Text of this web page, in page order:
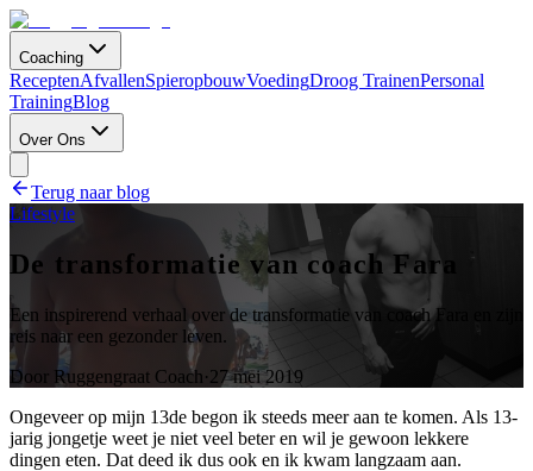
Coaching
ReceptenAfvallenSpieropbouwVoedingDroog TrainenPersonal
TrainingBlog
Over Ons
Terug naar blog
Lifestyle
De transformatie van coach Fara
Een inspirerend verhaal over de transformatie van coach Fara en zijn
reis naar een gezonder leven.
Door Ruggengraat Coach·27 mei 2019
Ongeveer op mijn 13de begon ik steeds meer aan te komen. Als 13-
jarig jongetje weet je niet veel beter en wil je gewoon lekkere
dingen eten. Dat deed ik dus ook en ik kwam langzaam aan.